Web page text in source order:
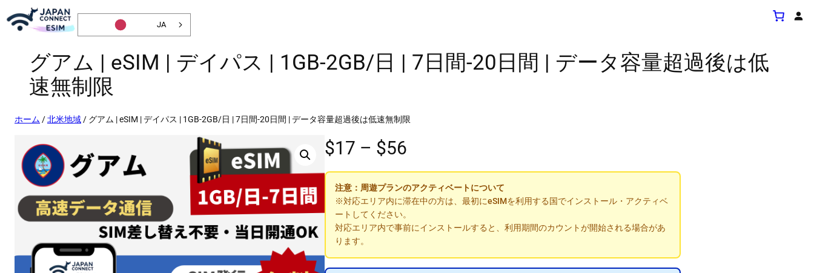
JA
グアム | eSIM | デイパス | 1GB-2GB/日 | 7日間-20日間 | データ容量超過後は低
速無制限
ホーム /北米地域/ グアム | eSIM | デイパス | 1GB-2GB/日 | 7日間-20日間 | データ容量超過後は低速無制限
$17 – $56
格
帯
:
$
注意：周遊プランのアクティベートについて
※対応エリア内に滞在中の方は、最初にeSIMを利用する国でインストール・アクティベ
ートしてください。
対応エリア内で事前にインストールすると、利用期間のカウントが開始される場合があ
ります。